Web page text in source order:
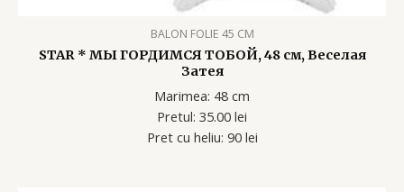
BALON FOLIE 45 CM
STAR * МЫ ГОРДИМСЯ ТОБОЙ, 48 см, Веселая
Затея
Marimea: 48 cm
Pretul: 35.00 lei
Pret cu heliu: 90 lei